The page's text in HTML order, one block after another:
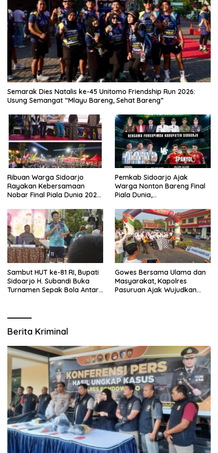
Semarak Dies Natalis ke-45 Unitomo Friendship Run 2026:
Usung Semangat “Mlayu Bareng, Sehat Bareng”
Ribuan Warga Sidoarjo
Rayakan Kebersamaan
Nobar Final Piala Dunia 2026
Forkopimda
Pemkab Sidoarjo Ajak
Warga Nonton Bareng Final
Piala Dunia,
Sambut HUT ke-81 RI, Bupati
Sidoarjo H. Subandi Buka
Turnamen Sepak Bola Antar
Gowes Bersama Ulama dan
Masyarakat, Kapolres
Pasuruan Ajak Wujudkan
Berita Kriminal